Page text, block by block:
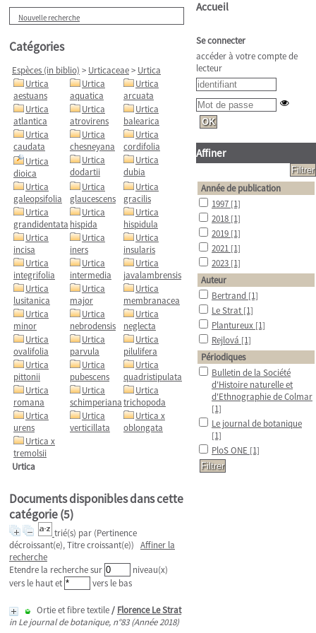
Nouvelle recherche
Catégories
Espèces (in biblio) > Urticaceae> Urtica
Urtica
aestuans
Urtica
aquatica
Urtica
arcuata
Urtica
atlantica
Urtica
atrovirens
Urtica
balearica
Urtica
caudata
Urtica
chesneyana
Urtica
cordifolia
Urtica
dioica
Urtica
dodartii
Urtica
dubia
Urtica
galeopsifolia
Urtica
glaucescens
Urtica
gracilis
Urtica
grandidentata
Urtica
hispida
Urtica
hispidula
Urtica
incisa
Urtica
iners
Urtica
insularis
Urtica
integrifolia
Urtica
intermedia
Urtica
javalambrensis
Urtica
lusitanica
Urtica
major
Urtica
membranacea
Urtica
minor
Urtica
nebrodensis
Urtica
neglecta
Urtica
ovalifolia
Urtica
parvula
Urtica
pilulifera
Urtica
pittonii
Urtica
pubescens
Urtica
quadristipulata
Urtica
romana
Urtica
schimperiana
Urtica
trichopoda
Urtica
urens
Urtica
verticillata
Urtica x
oblongata
Urtica x
tremolsii
Urtica
Documents disponibles dans cette
catégorie (5)
trié(s) par (Pertinence
décroissant(e), Titre croissant(e)) Affiner la
recherche
Etendre la recherche sur
niveau(x)
vers le haut et
vers le bas
Ortie et fibre textile/ Florence Le Strat
in Le journal de botanique, n°83 (Année 2018)
Accueil
Se connecter
accéder à votre compte de
lecteur
Affiner
Année de publication
1997 [1]
2018 [1]
2019 [1]
2021 [1]
2023 [1]
Auteur
Bertrand [1]
Le Strat [1]
Plantureux [1]
Rejlová [1]
Périodiques
Bulletin de la Société
d'Histoire naturelle et
d'Ethnographie de Colmar
[1]
Le journal de botanique
[1]
PloS ONE [1]